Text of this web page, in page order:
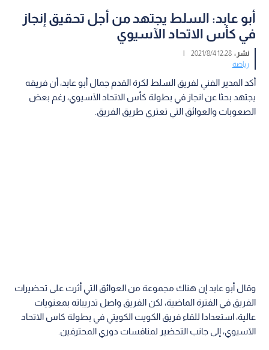
أبو عابد: السلط يجتهد من أجل تحقيق إنجاز
في كأس الاتحاد الآسيوي
نشر :12:28 2021/8/4
|
رياضة
أكد المدير الفني لفريق السلط لكرة القدم جمال أبو عابد، أن فريقه
يجتهد بحثا عن انجاز في بطولة كأس الاتحاد الآسيوي، رغم بعض
الصعوبات والعوائق التي تعتري طريق الفريق.
وقال أبو عابد إن هناك مجموعة من العوائق التي أثرت على تحضيرات
الفريق في الفترة الماضية، لكن الفريق واصل تدريباته بمعنويات
عالية، استعدادا للقاء فريق الكويت الكويتي في بطولة كاس الاتحاد
الآسيوي، إلى جانب التحضير لمنافسات دوري المحترفين.